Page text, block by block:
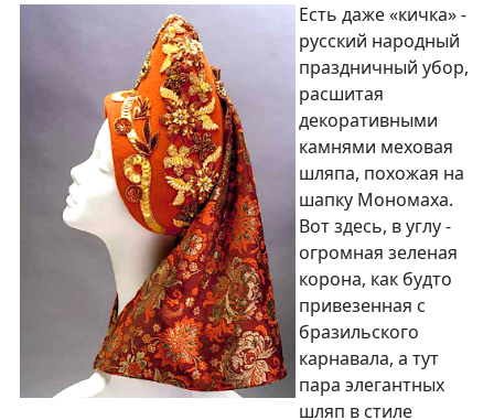
Есть даже «кичка» -
русский народный
праздничный убор,
расшитая
декоративными
камнями меховая
шляпа, похожая на
шапку Мономаха.
Вот здесь, в углу -
огромная зеленая
корона, как будто
привезенная с
бразильского
карнавала, а тут
пара элегантных
шляп в стиле